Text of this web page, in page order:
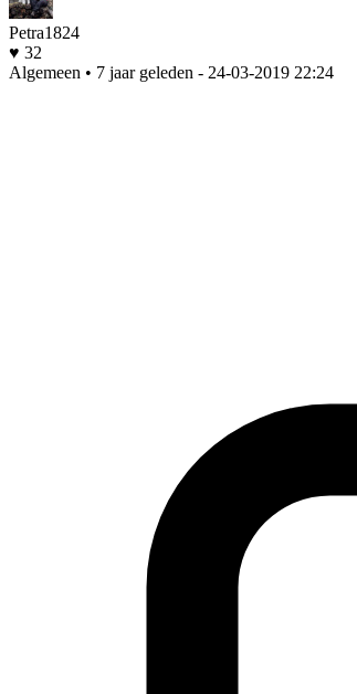
Petra1824
♥ 32
Algemeen • 7 jaar geleden - 24-03-2019 22:24